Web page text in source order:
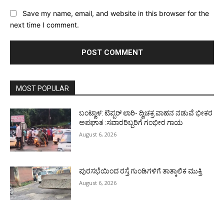
Save my name, email, and website in this browser for the
next time I comment.
MOST POPULAR
ಬಂಟ್ವಾಳ: ಟಿಪ್ಪರ್ ಲಾರಿ- ದ್ವಿಚಕ್ರ ವಾಹನ ನಡುವೆ ಭೀಕರ
ಅಪಘಾತ :ಸವಾರರಿಬ್ಬರಿಗೆ ಗಂಭೀರ ಗಾಯ
August 6, 2026
ಪುರಸಭೆಯಿಂದ ರಸ್ತೆ ಗುಂಡಿಗಳಿಗೆ ತಾತ್ಕಾಲಿಕ ಮುಕ್ತಿ
August 6, 2026